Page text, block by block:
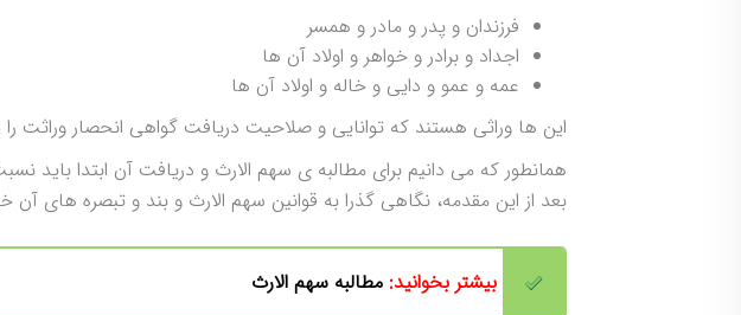
فرزندان و پدر و مادر و همسر
اجداد و برادر و خواهر و اولاد آن ها
عمه و عمو و دایی و خاله و اولاد آن ها
این ها وراثی هستند که توانایی و صلاحیت دریافت گواهی انحصار وراثت را
همانطور که می دانیم برای مطالبه ی سهم الارث و دریافت آن ابتدا باید
بعد از این مقدمه، نگاهی گذرا به قوانین سهم الارث و بند و تبصره های آن
بیشتر بخوانید:مطالبه سهم الارث